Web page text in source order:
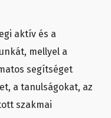
aktív és a
mellyel a
segítséget
a tanulságokat, az
szakmai